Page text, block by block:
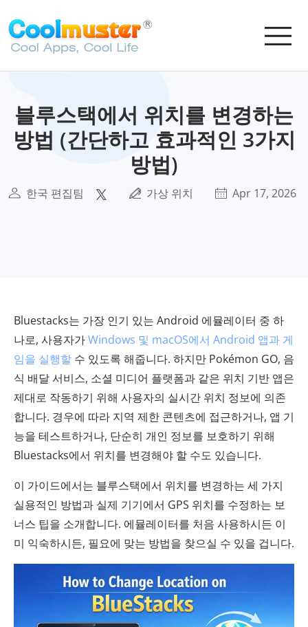
블루스택에서 위치를 변경하는
방법 (간단하고 효과적인 3가지
방법)
한국 편집팀 가상 위치 Apr 17, 2026
Bluestacks는 가장 인기 있는 Android 에뮬레이터 중 하
나로, 사용자가Windows 및 macOS에서 Android 앱과 게
임을 실행할 수 있도록 해줍니다. 하지만 Pokémon GO, 음
식 배달 서비스, 소셜 미디어 플랫폼과 같은 위치 기반 앱은
제대로 작동하기 위해 사용자의 실시간 위치 정보에 의존
합니다. 경우에 따라 지역 제한 콘텐츠에 접근하거나, 앱 기
능을 테스트하거나, 단순히 개인 정보를 보호하기 위해
Bluestacks에서 위치를 변경해야 할 수도 있습니다.
이 가이드에서는 블루스택에서 위치를 변경하는 세 가지
실용적인 방법과 실제 기기에서 GPS 위치를 수정하는 보
너스 팁을 소개합니다. 에뮬레이터를 처음 사용하시든 이
미 익숙하시든, 필요에 맞는 방법을 찾으실 수 있을 겁니다.